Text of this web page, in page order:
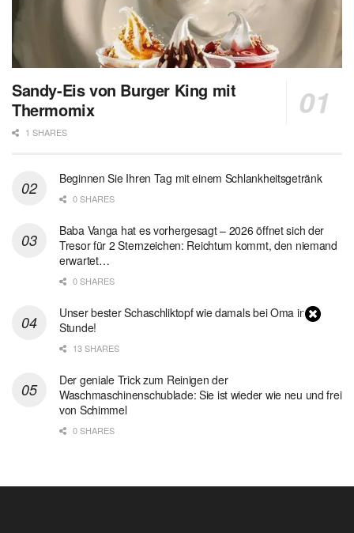
Sandy-Eis von Burger King mit
Thermomix
1 SHARES
Beginnen Sie Ihren Tag mit einem Schlankheitsgetränk
0 SHARES
Baba Vanga hat es vorhergesagt – 2026 öffnet sich der
Tresor für 2 Sternzeichen: Reichtum kommt, den niemand
erwartet…
0 SHARES
Unser bester Schaschliktopf wie damals bei Oma in 1
Stunde!
13 SHARES
Der geniale Trick zum Reinigen der
Waschmaschinenschublade: Sie ist wieder wie neu und frei
von Schimmel
0 SHARES